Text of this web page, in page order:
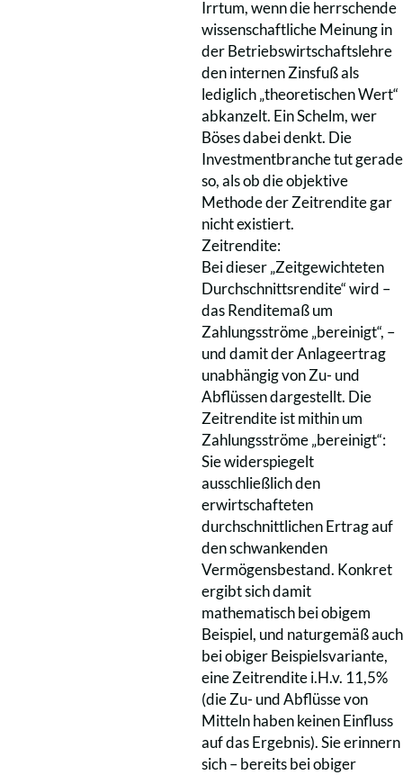
Irrtum, wenn die herrschende
wissenschaftliche Meinung in
der Betriebswirtschaftslehre
den internen Zinsfuß als
lediglich „theoretischen Wert“
abkanzelt. Ein Schelm, wer
Böses dabei denkt. Die
Investmentbranche tut gerade
so, als ob die objektive
Methode der Zeitrendite gar
nicht existiert.
Zeitrendite:
Bei dieser „Zeitgewichteten
Durchschnittsrendite“ wird –
das Renditemaß um
Zahlungsströme „bereinigt“, –
und damit der Anlageertrag
unabhängig von Zu- und
Abflüssen dargestellt. Die
Zeitrendite ist mithin um
Zahlungsströme „bereinigt“:
Sie widerspiegelt
ausschließlich den
erwirtschafteten
durchschnittlichen Ertrag auf
den schwankenden
Vermögensbestand. Konkret
ergibt sich damit
mathematisch bei obigem
Beispiel, und naturgemäß auch
bei obiger Beispielsvariante,
eine Zeitrendite i.H.v. 11,5%
(die Zu- und Abflüsse von
Mitteln haben keinen Einfluss
auf das Ergebnis). Sie erinnern
sich – bereits bei obiger